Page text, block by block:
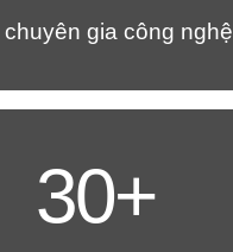
chuyên gia công nghệ
30+